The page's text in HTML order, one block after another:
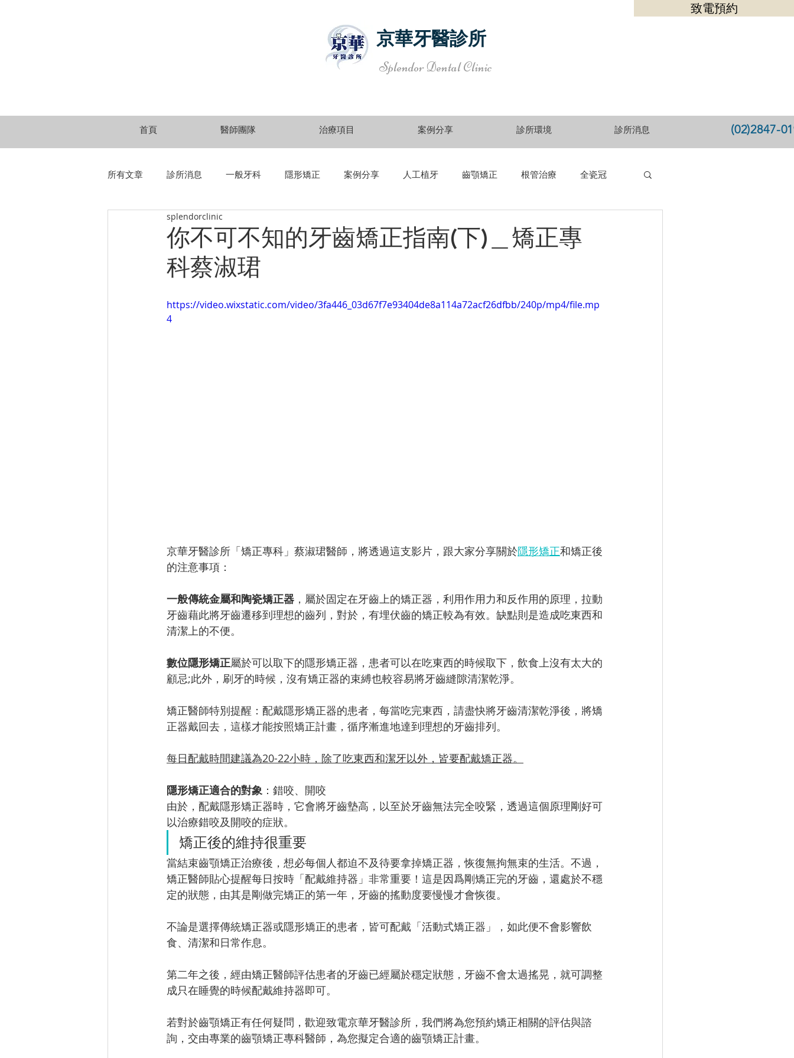
致電預約
京華牙醫診所
Splendor Dental Clinic
首頁 醫師團隊 治療項目 案例分享 診所環境 診所消息 (02)2847-
所有文章 診所消息 一般牙科 隱形矯正 案例分享 人工植牙 齒顎矯正 根管治療 全瓷冠
兒童牙醫
你不可不知的牙齒矯正指南(下)＿矯正專
科蔡淑珺
splendorclinic
https://video.wixstatic.com/video/3fa446_03d67f7e93404de8a114a72acf26dfbb/240p/mp4/file.mp
4
京華牙醫診所「矯正專科」蔡淑珺醫師，將透過這支影片，跟大家分享關於隱形矯正和矯正後
的注意事項：
一般傳統金屬和陶瓷矯正器 ，屬於固定在牙齒上的矯正器，利用作用力和反作用的原理，拉動
牙齒藉此將牙齒遷移到理想的齒列，對於，有埋伏齒的矯正較為有效。缺點則是造成吃東西和
清潔上的不便。
數位隱形矯正屬於可以取下的隱形矯正器，患者可以在吃東西的時候取下，飲食上沒有太大的
顧忌;此外，刷牙的時候，沒有矯正器的束縛也較容易將牙齒縫隙清潔乾淨。
矯正醫師特別提醒：配戴隱形矯正器的患者，每當吃完東西，請盡快將牙齒清潔乾淨後，將矯
正器戴回去，這樣才能按照矯正計畫，循序漸進地達到理想的牙齒排列。
每日配戴時間建議為20-22小時，除了吃東西和潔牙以外，皆要配戴矯正器。
隱形矯正適合的對象 ：錯咬、開咬
由於，配戴隱形矯正器時，它會將牙齒墊高，以至於牙齒無法完全咬緊，透過這個原理剛好可
以治療錯咬及開咬的症狀。
矯正後的維持很重要
當結束齒顎矯正治療後，想必每個人都迫不及待要拿掉矯正器，恢復無拘無束的生活。不過，
矯正醫師貼心提醒每日按時「配戴維持器」非常重要！這是因爲剛矯正完的牙齒，還處於不穩
定的狀態，由其是剛做完矯正的第一年，牙齒的搖動度要慢慢才會恢復。
不論是選擇傳統矯正器或隱形矯正的患者，皆可配戴「活動式矯正器」，如此便不會影響飲
食、清潔和日常作息。
第二年之後，經由矯正醫師評估患者的牙齒已經屬於穩定狀態，牙齒不會太過搖晃，就可調整
成只在睡覺的時候配戴維持器即可。
若對於齒顎矯正有任何疑問，歡迎致電京華牙醫診所，我們將為您預約矯正相關的評估與諮
詢，交由專業的齒顎矯正專科醫師，為您擬定合適的齒顎矯正計畫。